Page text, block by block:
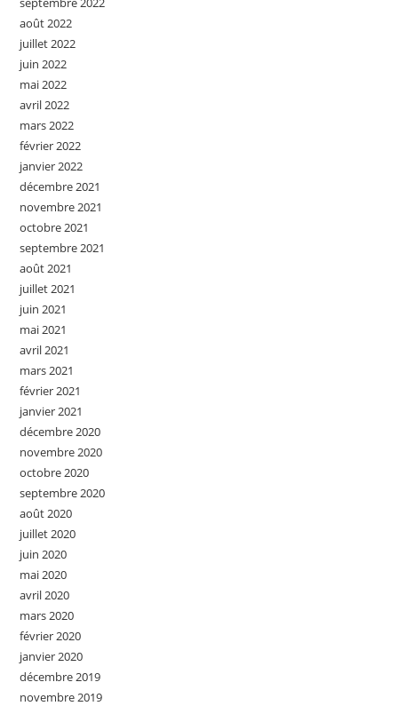
août 2022
juillet 2022
juin 2022
mai 2022
avril 2022
mars 2022
février 2022
janvier 2022
décembre 2021
novembre 2021
octobre 2021
septembre 2021
août 2021
juillet 2021
juin 2021
mai 2021
avril 2021
mars 2021
février 2021
janvier 2021
décembre 2020
novembre 2020
octobre 2020
septembre 2020
août 2020
juillet 2020
juin 2020
mai 2020
avril 2020
mars 2020
février 2020
janvier 2020
décembre 2019
novembre 2019